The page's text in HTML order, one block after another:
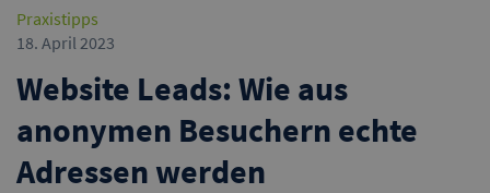
Praxistipps
18. April 2023
Website Leads: Wie aus
anonymen Besuchern echte
Adressen werden